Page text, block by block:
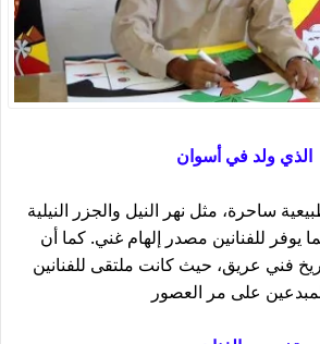
الذي ولد في أسوان
ساحرة، مثل نهر النيل والجزر النيلية
يوفر للفنانين مصدر إلهام غني. كما أن
فني عريق، حيث كانت ملتقى للفنانين
على مر العصور